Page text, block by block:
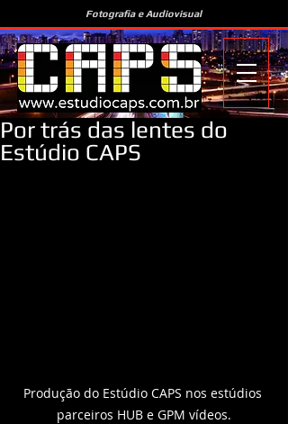
Fotografia e Audiovisual
Por trás das lentes do
Estúdio CAPS
Produção do Estúdio CAPS nos estúdios
parceiros HUB e GPM vídeos.